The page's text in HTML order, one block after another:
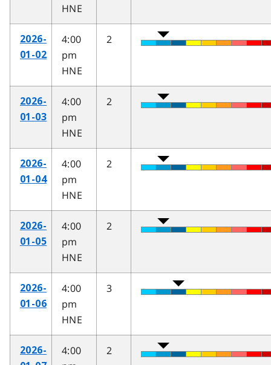
HNE
2026-
01-02
4:00
pm
HNE
2
2026-
01-03
4:00
pm
HNE
2
2026-
01-04
4:00
pm
HNE
2
2026-
01-05
4:00
pm
HNE
2
2026-
01-06
4:00
pm
HNE
3
2026-
4:00
2